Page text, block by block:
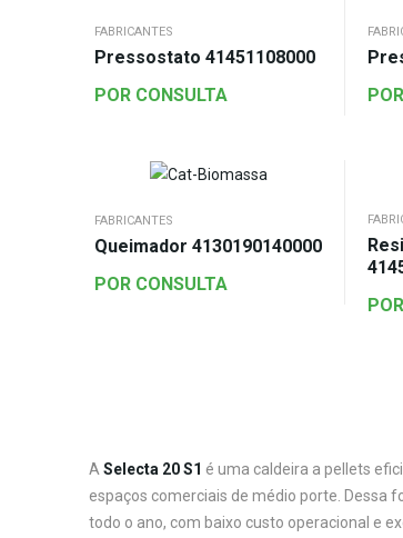
FABRICANTES
Pressostato 41451108000
POR CONSULTA
FABRICANTES
Queimador 4130190140000
POR CONSULTA
A Selecta 20 S1 é uma caldeira a pellets
espaços comerciais de médio porte. Dessa
todo o ano, com baixo custo operacional e